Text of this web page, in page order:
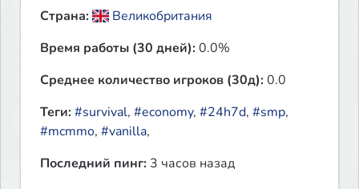
Страна:
Великобритания
Время работы (30 дней):0.0%
Среднее количество игроков (30д):0.0
Теги:#survival, #economy, #24h7d, #smp,
#mcmmo, #vanilla,
Последний пинг: 3 часов назад